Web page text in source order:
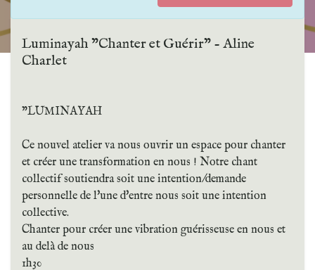
Luminayah "Chanter et Guérir" - Aline
Charlet
"LUMINAYAH
Ce nouvel atelier va nous ouvrir un espace pour chanter
et créer une transformation en nous ! Notre chant
collectif soutiendra soit une intention/demande
personnelle de l'une d'entre nous soit une intention
collective.
Chanter pour créer une vibration guérisseuse en nous et
au delà de nous
1h30